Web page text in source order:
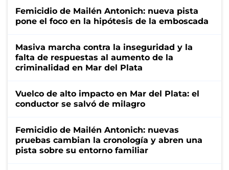
Femicidio de Mailén Antonich: nueva pista
pone el foco en la hipótesis de la emboscada
Masiva marcha contra la inseguridad y la
falta de respuestas al aumento de la
criminalidad en Mar del Plata
Vuelco de alto impacto en Mar del Plata: el
conductor se salvó de milagro
Femicidio de Mailén Antonich: nuevas
pruebas cambian la cronología y abren una
pista sobre su entorno familiar